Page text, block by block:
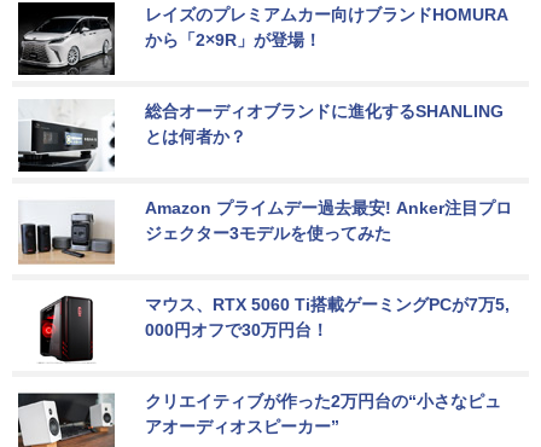
レイズのプレミアムカー向けブランドHOMURA
から「2×9R」が登場！
総合オーディオブランドに進化するSHANLING
とは何者か？
Amazon プライムデー過去最安! Anker注目プロ
ジェクター3モデルを使ってみた
マウス、RTX 5060 Ti搭載ゲーミングPCが7万5,
000円オフで30万円台！
クリエイティブが作った2万円台の“小さなピュ
アオーディオスピーカー”